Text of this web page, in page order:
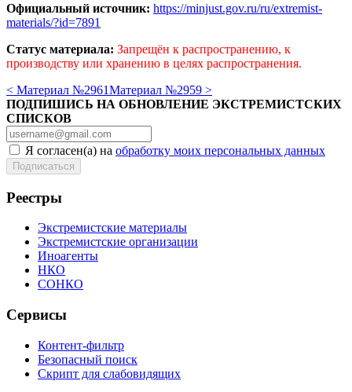
Официальный источник: https://minjust.gov.ru/ru/extremist-
materials/?id=7891
Статус материала: Запрещён к распространению, к
производству или хранению в целях распространения.
< Материал №2961Материал №2959 >
ПОДПИШИСЬ НА ОБНОВЛЕНИЕ ЭКСТРЕМИСТСКИХ
СПИСКОВ
Я согласен(а) на обработку моих персональных данных
Реестры
Экстремистские материалы
Экстремистские организации
Иноагенты
НКО
СОНКО
Сервисы
Контент-фильтр
Безопасный поиск
Скрипт для слабовидящих